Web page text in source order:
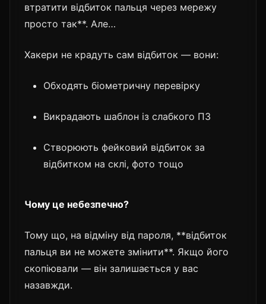
втратити відбиток пальця через мережу
просто так**. Але…
Хакери не крадуть сам відбиток — вони:
Обходять біометричну перевірку
Викрадають шаблон із слабкого ПЗ
Створюють фейковий відбиток за
відбитком на склі, фото тощо
Чому це небезпечно?
Тому що, на відміну від пароля, **відбиток
пальця ви не можете змінити**. Якщо його
скопіювали — він залишається у вас
назавжди.